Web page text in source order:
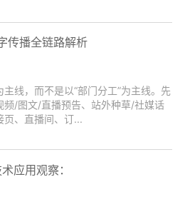
传播全链路解析
线，而不是以“部门分工”为主线。先
频/图文/直播预告、站外种草/社媒话
页、直播间、订...
应用观察：